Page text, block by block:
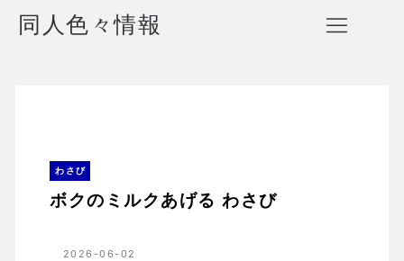
同人色々情報
わさび
ボクのミルクあげる わさび
2026-06-02